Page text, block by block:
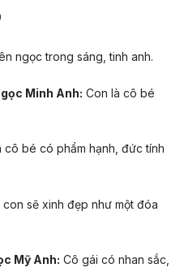
ngọc trong sáng, tinh anh.
Minh Anh: Con là cô bé
cô bé có phẩm hạnh, đức tính
con sẽ xinh đẹp như một đóa
Mỹ Anh: Cô gái có nhan sắc,